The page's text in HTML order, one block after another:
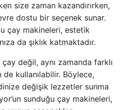
size zaman kazandırırken,
dostu bir seçenek sunar.
çay makineleri, estetik
da şıklık katmaktadır.
değil, aynı zamanda farklı
kullanılabilir. Böylece,
değişik lezzetler sunma
sunduğu çay makineleri,